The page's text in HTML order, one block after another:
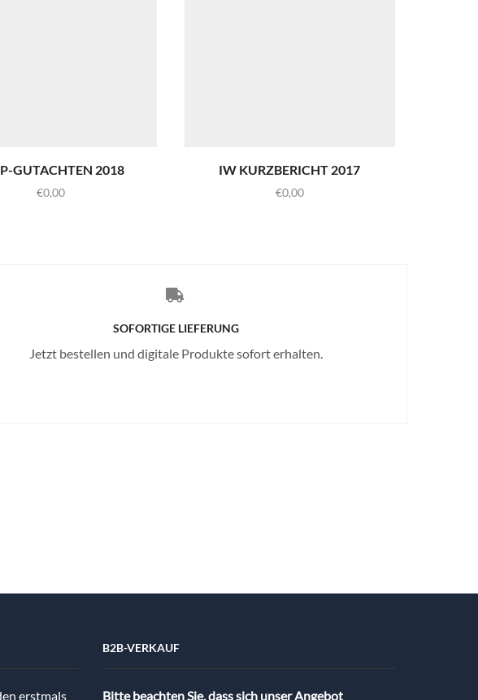
GUTACHTEN 2018
€0,00
IW KURZBERICHT 2017
€0,00
SOFORTIGE LIEFERUNG
Jetzt bestellen und digitale Produkte sofort erhalten.
erstmals
B2B-VERKAUF
Bitte beachten Sie, dass sich unser Angebot